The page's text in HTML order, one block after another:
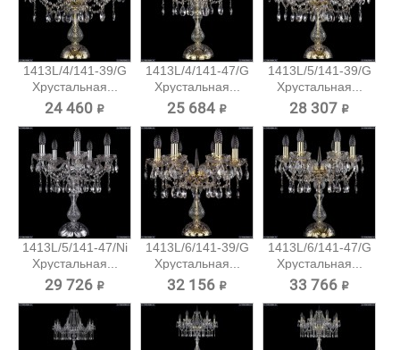
1413L/4/141-39/G
Хрустальная...
24 460 ₽
1413L/4/141-47/G
Хрустальная...
25 684 ₽
1413L/5/141-39/G
Хрустальная...
28 307 ₽
1413L/5/141-47/Ni
Хрустальная...
29 726 ₽
1413L/6/141-39/G
Хрустальная...
32 156 ₽
1413L/6/141-47/G
Хрустальная...
33 766 ₽